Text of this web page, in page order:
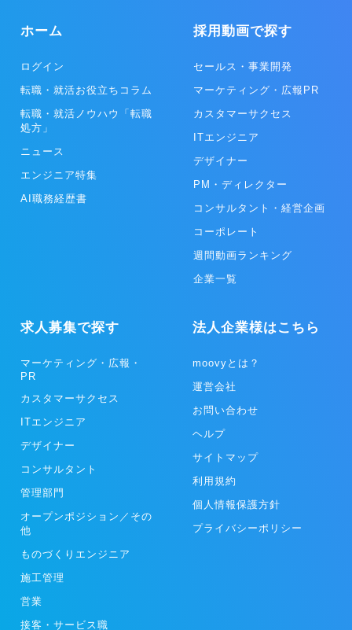
ホーム
ログイン
転職・就活お役立ちコラム
転職・就活ノウハウ「転職
処方」
ニュース
エンジニア特集
AI職務経歴書
採用動画で探す
セールス・事業開発
マーケティング・広報PR
カスタマーサクセス
ITエンジニア
デザイナー
PM・ディレクター
コンサルタント・経営企画
コーポレート
週間動画ランキング
企業一覧
求人募集で探す
マーケティング・広報・
PR
カスタマーサクセス
ITエンジニア
デザイナー
コンサルタント
管理部門
オープンポジション／その
他
ものづくりエンジニア
施工管理
営業
接客・サービス職
法人企業様はこちら
moovyとは？
運営会社
お問い合わせ
ヘルプ
サイトマップ
利用規約
個人情報保護方針
プライバシーポリシー